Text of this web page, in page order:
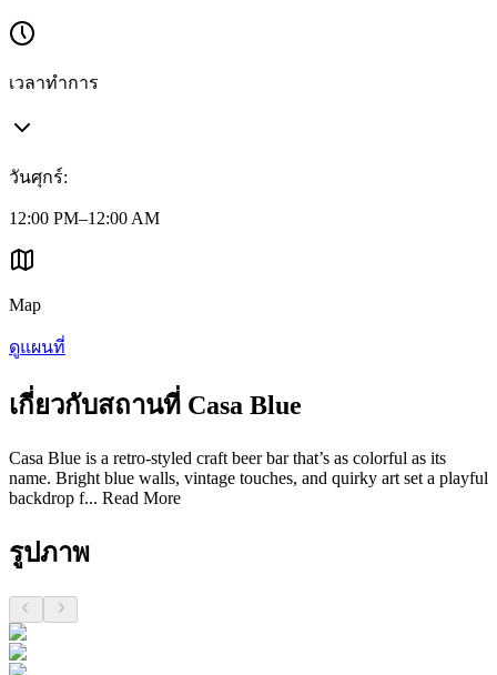
เวลาทำการ
วันศุกร์:
12:00 PM–12:00 AM
Map
ดูแผนที่
เกี่ยวกับสถานที่ Casa Blue
Casa Blue is a retro-styled craft beer bar that’s as colorful as its
name. Bright blue walls, vintage touches, and quirky art set a playful
backdrop f... Read More
รูปภาพ